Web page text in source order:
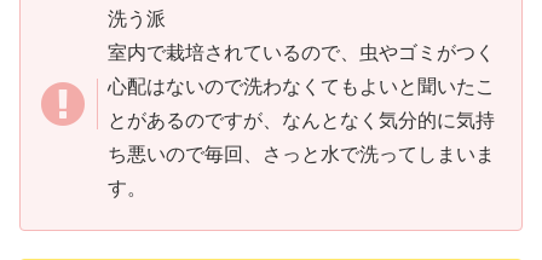
洗う派
室内で栽培されているので、虫やゴミがつく
心配はないので洗わなくてもよいと聞いたこ
とがあるのですが、なんとなく気分的に気持
ち悪いので毎回、さっと水で洗ってしまいま
す。